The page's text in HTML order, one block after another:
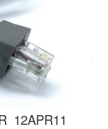
12APR11